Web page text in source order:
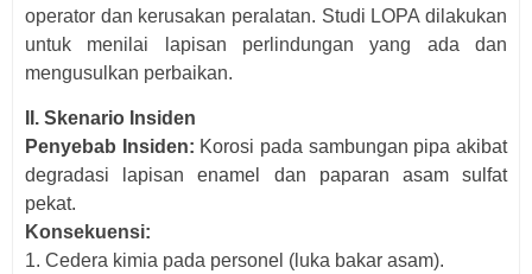
operator dan kerusakan peralatan. Studi LOPA dilakukan
untuk menilai lapisan perlindungan yang ada dan
mengusulkan perbaikan.
II. Skenario Insiden
Penyebab Insiden: Korosi pada sambungan pipa akibat
degradasi lapisan enamel dan paparan asam sulfat
pekat.
Konsekuensi:
1. Cedera kimia pada personel (luka bakar asam).